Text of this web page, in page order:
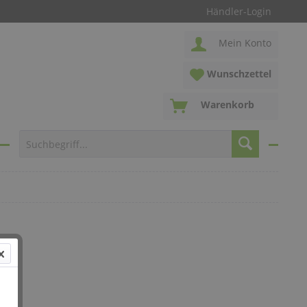
Händler-Login
Mein Konto
Wunschzettel
Warenkorb